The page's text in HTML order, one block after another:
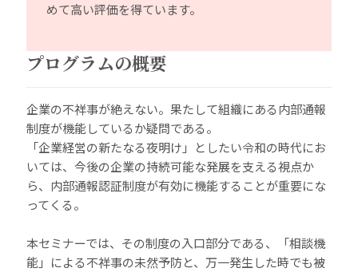
めて高い評価を得ています。
プログラムの概要
企業の不祥事が絶えない。果たして組織にある内部通報
制度が機能しているか疑問である。
「企業経営の新たなる夜明け」としたい令和の時代にお
いては、今後の企業の持続可能な発展を支える視点か
ら、内部通報認証制度が有効に機能することが重要にな
ってくる。
本セミナーでは、その制度の入口部分である、「相談機
能」による不祥事の未然予防と、万一発生した時でも被